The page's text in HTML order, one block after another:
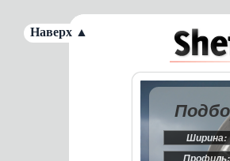
Ширина:
Профиль:
Наверх ▲